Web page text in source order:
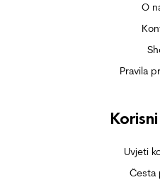
O
Pravila
Uvjeti
Česta